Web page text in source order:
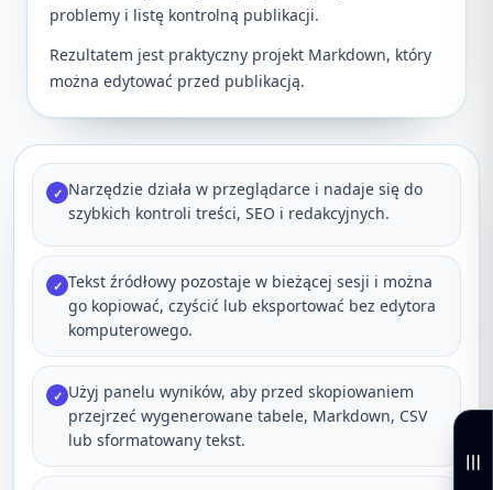
problemy i listę kontrolną publikacji.
Rezultatem jest praktyczny projekt Markdown, który
można edytować przed publikacją.
✓ Narzędzie działa w przeglądarce i nadaje się do
szybkich kontroli treści, SEO i redakcyjnych.
✓ Tekst źródłowy pozostaje w bieżącej sesji i można
go kopiować, czyścić lub eksportować bez edytora
komputerowego.
✓ Użyj panelu wyników, aby przed skopiowaniem
przejrzeć wygenerowane tabele, Markdown, CSV
lub sformatowany tekst.